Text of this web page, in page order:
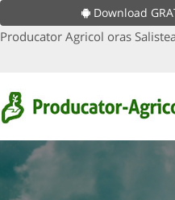
Download
Producator Agricol oras